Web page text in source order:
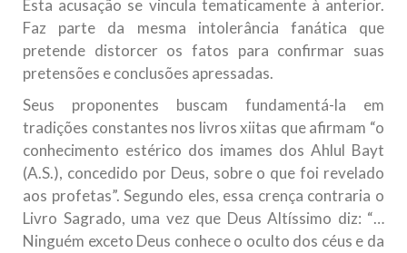
Esta acusação se vincula tematicamente à anterior.
Faz parte da mesma intolerância fanática que
pretende distorcer os fatos para confirmar suas
pretensões e conclusões apressadas.
Seus proponentes buscam fundamentá-la em
tradições constantes nos livros xiitas que afirmam “o
conhecimento estérico dos imames dos Ahlul Bayt
(A.S.), concedido por Deus, sobre o que foi revelado
aos profetas”. Segundo eles, essa crença contraria o
Livro Sagrado, uma vez que Deus Altíssimo diz: “…
Ninguém exceto Deus conhece o oculto dos céus e da